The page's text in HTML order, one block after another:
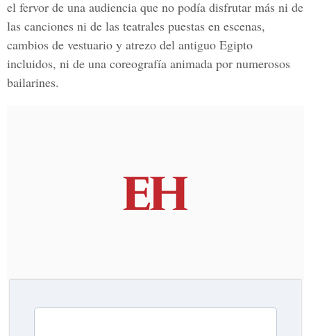
el fervor de una audiencia que no podía disfrutar más ni de
las canciones ni de las teatrales puestas en escenas,
cambios de vestuario y atrezo del antiguo Egipto
incluidos, ni de una coreografía animada por numerosos
bailarines.